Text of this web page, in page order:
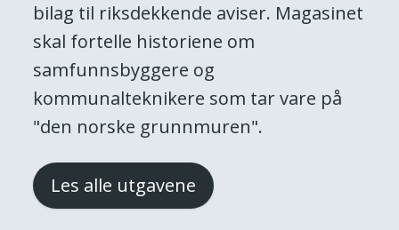
bilag til riksdekkende aviser. Magasinet
skal fortelle historiene om
samfunnsbyggere og
kommunalteknikere som tar vare på
"den norske grunnmuren".
Les alle utgavene